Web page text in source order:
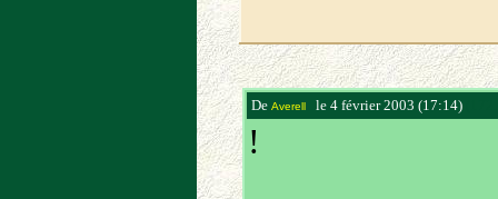
De Averellle 4 février 2003 (17:14)
!